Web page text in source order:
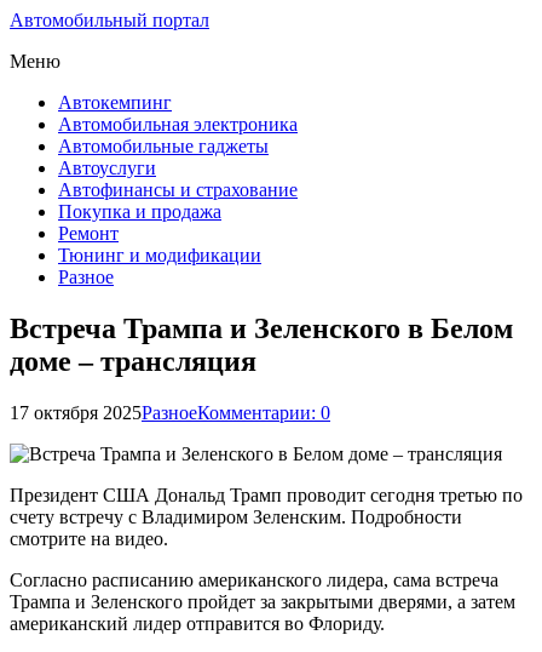
Автомобильный портал
Меню
Автокемпинг
Автомобильная электроника
Автомобильные гаджеты
Автоуслуги
Автофинансы и страхование
Покупка и продажа
Ремонт
Тюнинг и модификации
Разное
Встреча Трампа и Зеленского в Белом
доме – трансляция
17 октября 2025РазноеКомментарии: 0
Президент США Дональд Трамп проводит сегодня третью по
счету встречу с Владимиром Зеленским. Подробности
смотрите на видео.
Согласно расписанию американского лидера, сама встреча
Трампа и Зеленского пройдет за закрытыми дверями, а затем
американский лидер отправится во Флориду.